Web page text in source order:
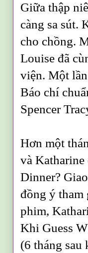
Giữa thập
càng sa sút.
cho chồng.
Louise đã
viện. Một
Báo chí
Spencer
Hơn một
và Katharine
Dinner?
đồng ý tham
phim,
Khi Guess
(6 tháng sau